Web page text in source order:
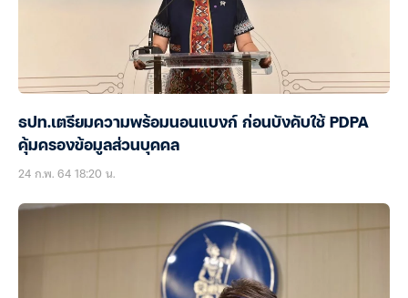
ธปท.เตรียมความพร้อมนอนแบงก์ ก่อนบังคับใช้ PDPA
คุ้มครองข้อมูลส่วนบุคคล
24 ก.พ. 64 18:20 น.